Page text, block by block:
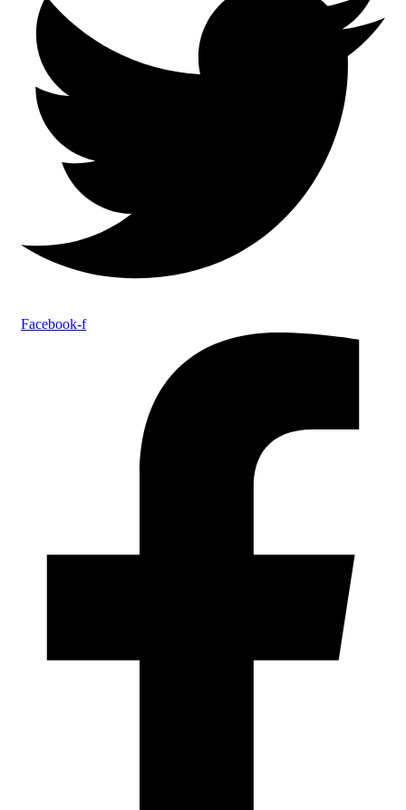
Facebook-f